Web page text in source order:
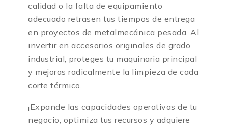
calidad o la falta de equipamiento
adecuado retrasen tus tiempos de entrega
en proyectos de metalmecánica pesada. Al
invertir en accesorios originales de grado
industrial, proteges tu maquinaria principal
y mejoras radicalmente la limpieza de cada
corte térmico.
¡Expande las capacidades operativas de tu
negocio, optimiza tus recursos y adquiere